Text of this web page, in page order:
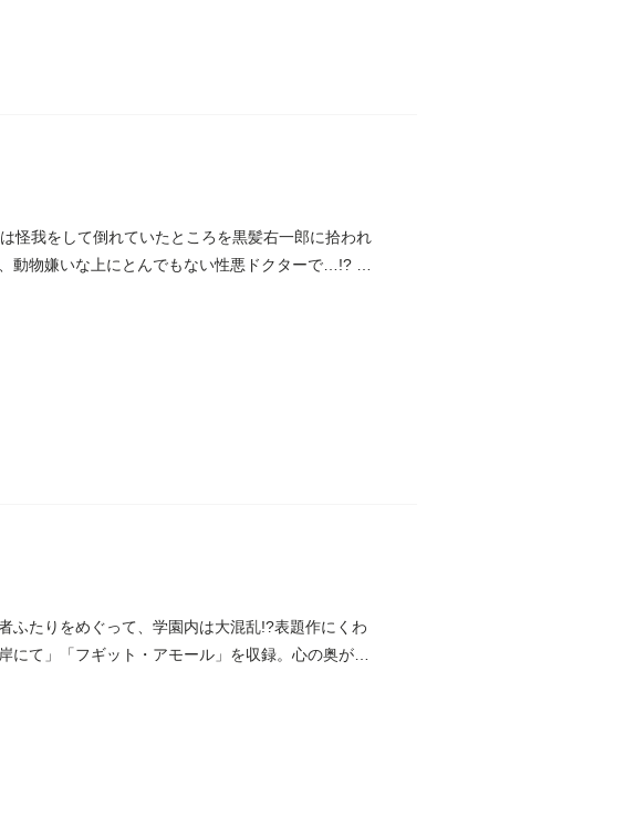
怪我をして倒れていたところを黒髪右一郎に拾われ
動物嫌いな上にとんでもない性悪ドクターで…!? 動
ふたりをめぐって、学園内は大混乱!?表題作にくわ
て」「フギット・アモール」を収録。心の奥が温